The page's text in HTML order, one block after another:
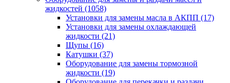
жидкостей (1058)
Установки для замены масла в АКПП (17)
Установки для замены охлаждающей
жидкости (21)
Щупы (16)
Катушки (37)
Оборудование для замены тормозной
жидкости (19)